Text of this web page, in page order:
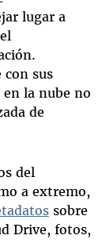
lugar a
con sus
la nube no
de
del
a extremo,
sobre
Drive, fotos,